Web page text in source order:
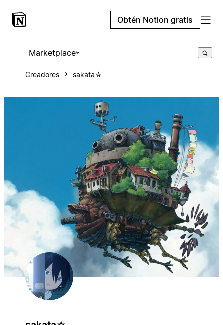
Obtén Notion gratis
Marketplace
Creadores sakata⁠☆